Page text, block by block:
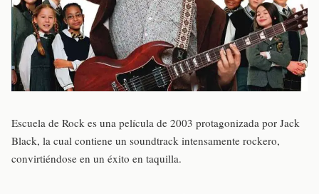
Escuela de Rock es una película de 2003 protagonizada por Jack
Black, la cual contiene un soundtrack intensamente rockero,
convirtiéndose en un éxito en taquilla.